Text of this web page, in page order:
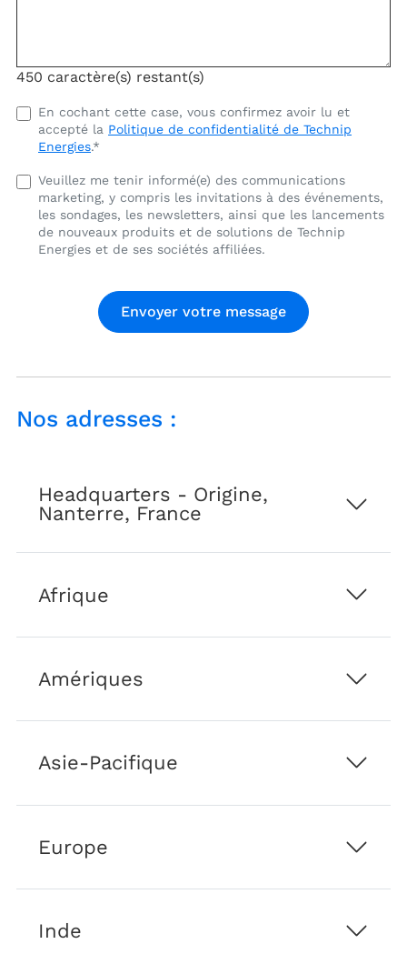
450 caractère(s) restant(s)
J'ai
lu
et
j'accepte
la
politique
de
confidentialité
Energies.
En cochant cette case, vous confirmez avoir lu et
accepté la Politique de confidentialité de Technip
Energies.*
Veuillez
me
tenir
informé(e)
marketing,
invitations
des
les
newsletters,
lancements
nouveaux
et
solutions
Technip
et
ses
sociétés
Veuillez me tenir informé(e) des communications
marketing, y compris les invitations à des événements,
les sondages, les newsletters, ainsi que les lancements
de nouveaux produits et de solutions de Technip
Energies et de ses sociétés affiliées.
Nos adresses :
Headquarters - Origine,
Nanterre, France
Afrique
Amériques
Asie-Pacifique
Europe
Inde